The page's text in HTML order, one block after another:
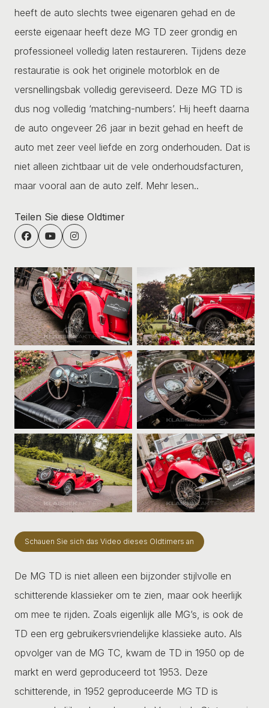
heeft de auto slechts twee eigenaren gehad en de
eerste eigenaar heeft deze MG TD zeer grondig en
professioneel volledig laten restaureren. Tijdens deze
restauratie is ook het originele motorblok en de
versnellingsbak volledig gereviseerd. Deze MG TD is
dus nog volledig ‘matching-numbers’. Hij heeft daarna
de auto ongeveer 26 jaar in bezit gehad en heeft de
auto met zeer veel liefde en zorg onderhouden. Dat is
niet alleen zichtbaar uit de vele onderhoudsfacturen,
maar vooral aan de auto zelf. Mehr lesen..
Teilen Sie diese Oldtimer
Schauen Sie sich das Video dieses Oldtimers an
De MG TD is niet alleen een bijzonder stijlvolle en
schitterende klassieker om te zien, maar ook heerlijk
om mee te rijden. Zoals eigenlijk alle MG’s, is ook de
TD een erg gebruikersvriendelijke klassieke auto. Als
opvolger van de MG TC, kwam de TD in 1950 op de
markt en werd geproduceerd tot 1953. Deze
schitterende, in 1952 geproduceerde MG TD is